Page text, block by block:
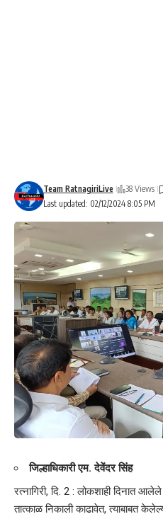
Last updated: 02/12/2024 8:05 PM
Team RatnagiriLive 38 Views
जिल्हाधिकारी एम. देवेंदर सिंह
रत्नागिरी, दि. 2 : लोकशाही दिनात
तात्काळ निकाली काढावेत, त्याबाबत